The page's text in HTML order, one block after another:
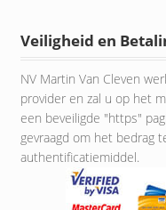
Veiligheid en
NV Martin Van Cleven
provider en zal u op het
een beveiligde "https"
gevraagd om het bedrag
authentificatiemiddel.